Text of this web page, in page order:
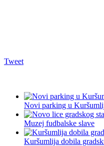
Tweet
Novi parking u
Muzej fudbalske slave
Kuršumlija dobila